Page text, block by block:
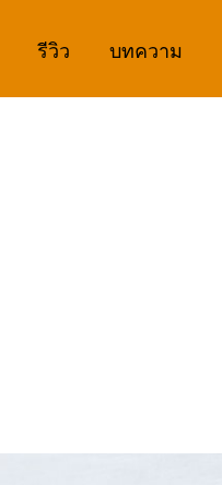
รีวิว บทความ